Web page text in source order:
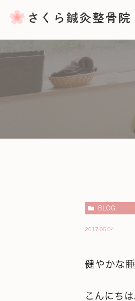
バランス
BLOG
2017.05.04
健やかな
こんにち